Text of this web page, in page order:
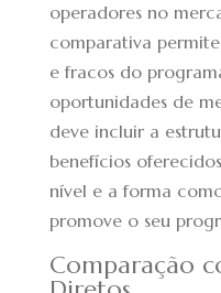
operadores no
comparativa
e fracos do
oportunidades de
deve incluir a
benefícios
nível e a forma
promove o seu
Comparação